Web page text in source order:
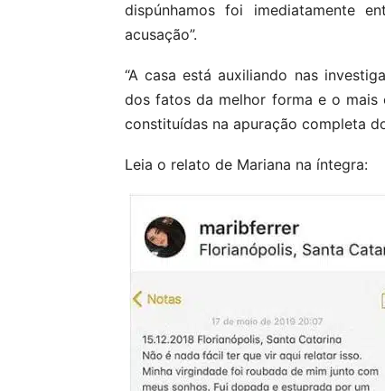
dispúnhamos foi imediatamente
acusação”.
“A casa está auxiliando nas
dos fatos da melhor forma e o
constituídas na apuração completa
Leia o relato de Mariana na íntegra: